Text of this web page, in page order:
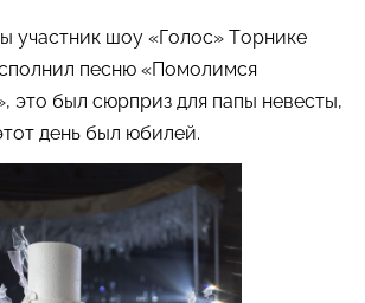
участник шоу «Голос» Торнике
песню «Помолимся
это был сюрприз для папы невесты,
день был юбилей.